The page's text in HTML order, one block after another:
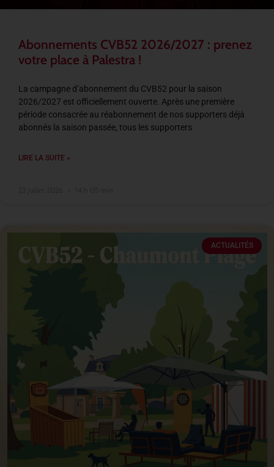
Abonnements CVB52 2026/2027 : prenez
votre place à Palestra !
La campagne d’abonnement du CVB52 pour la saison
2026/2027 est officiellement ouverte. Après une première
période consacrée au réabonnement de nos supporters déjà
abonnés la saison passée, tous les supporters
LIRE LA SUITE »
ACTUALITÉS